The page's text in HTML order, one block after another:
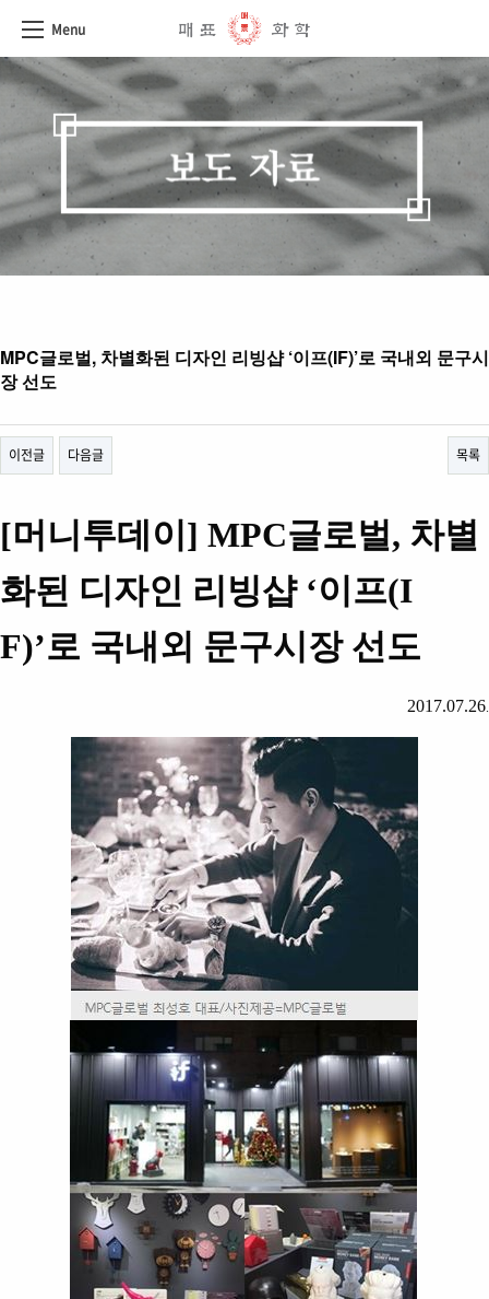
Menu
MPC글로벌, 차별화된 디자인 리빙샵 ‘이프(IF)’로 국내외 문구시
장 선도
이전글 다음글 목록
[머니투데이] MPC글로벌, 차별
화된 디자인 리빙샵 ‘이프(I
F)’로 국내외 문구시장 선도
2017.07.26